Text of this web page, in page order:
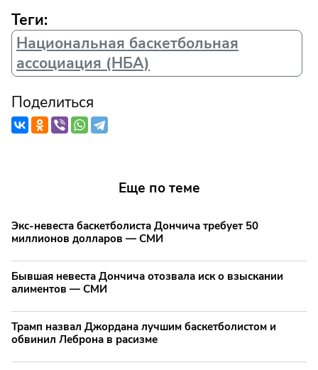
Теги:
Национальная баскетбольная
ассоциация (НБА)
Поделиться
Еще по теме
Экс-невеста баскетболиста Дончича требует 50
миллионов долларов — СМИ
Бывшая невеста Дончича отозвала иск о взыскании
алиментов — СМИ
Трамп назвал Джордана лучшим баскетболистом и
обвинил Леброна в расизме